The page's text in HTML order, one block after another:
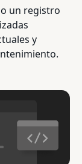
un registro
y